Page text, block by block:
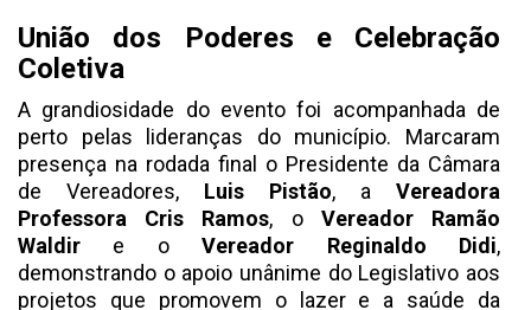
União dos Poderes e Celebração
Coletiva
A grandiosidade do evento foi acompanhada de
perto pelas lideranças do município. Marcaram
presença na rodada final o Presidente da Câmara
de Vereadores, Luis Pistão, a Vereadora
Professora Cris Ramos, o Vereador Ramão
Waldir e oVereador Reginaldo Didi,
demonstrando o apoio unânime do Legislativo aos
projetos que promovem o lazer e a saúde da